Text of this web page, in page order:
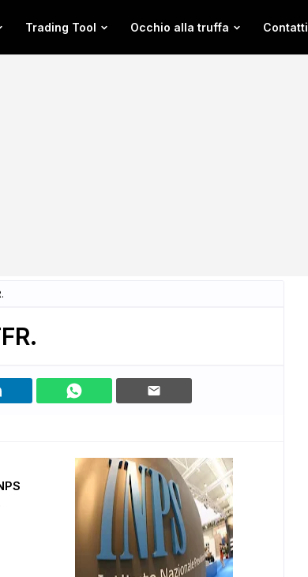
Trading Tool Occhio alla truffa Contatti